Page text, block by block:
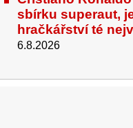
sbírku superaut,
hračkářství té
6.8.2026